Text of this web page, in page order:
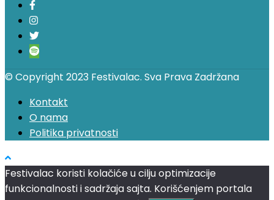
© Copyright 2023 Festivalac. Sva Prava Zadržana
Kontakt
O nama
Politika privatnosti
Festivalac koristi kolačiće u cilju optimizacije
funkcionalnosti i sadržaja sajta. Korišćenjem portala